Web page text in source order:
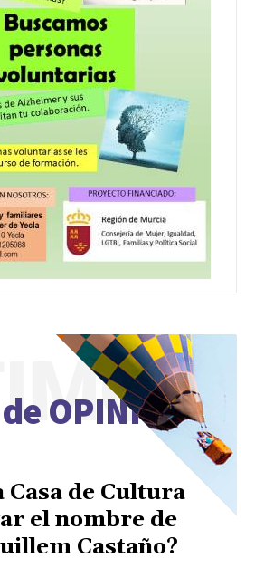
OPINIÓN
Casa de Cultura
el nombre de
Castaño?